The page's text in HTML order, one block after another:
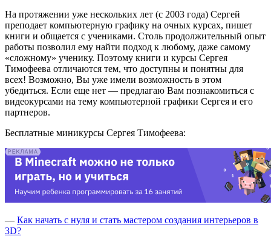
На протяжении уже нескольких лет (с 2003 года) Сергей
преподает компьютерную графику на очных курсах, пишет
книги и общается с учениками. Столь продолжительный опыт
работы позволил ему найти подход к любому, даже самому
«сложному» ученику. Поэтому книги и курсы Сергея
Тимофеева отличаются тем, что доступны и понятны для
всех! Возможно, Вы уже имели возможность в этом
убедиться. Если еще нет — предлагаю Вам познакомиться с
видеокурсами на тему компьютерной графики Сергея и его
партнеров.
Бесплатные миникурсы Сергея Тимофеева:
— Как начать с нуля и стать мастером создания интерьеров в
3D?